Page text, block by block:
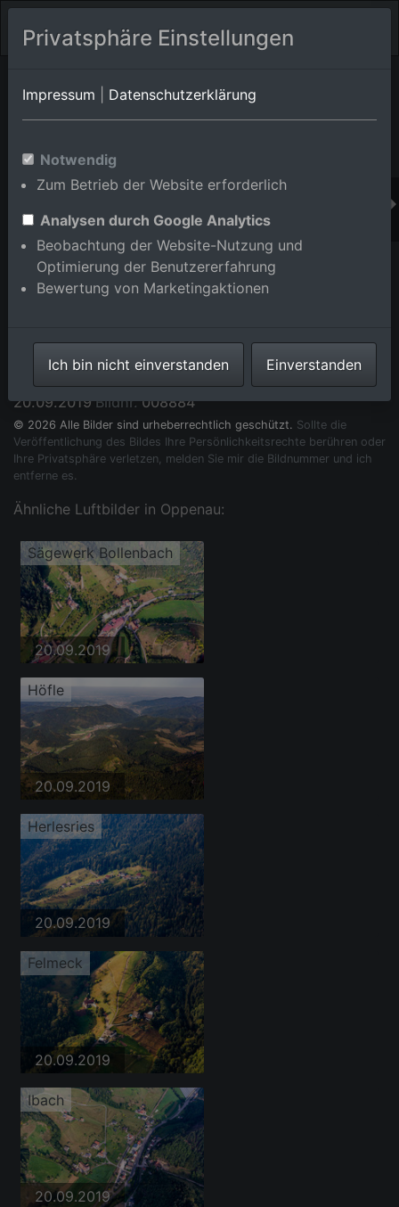
Orts-Album von Oppenau in Baden-Württemberg,Deutschland
Bollenbach in Oppenau im Bundesland Baden-
Württemberg, DeutschlandAufnahme vom
20.09.2019Bildnr.008884
© 2026 Alle Bilder sind urheberrechtlich geschützt. Sollte die
Veröffentlichung des Bildes Ihre Persönlichkeitsrechte berühren oder
Ihre Privatsphäre verletzen, melden Sie mir die Bildnummer und ich
entferne es.
Ähnliche Luftbilder in Oppenau:
Sägewerk Bollenbach
20.09.2019
Höfle
20.09.2019
Herlesries
20.09.2019
Felmeck
20.09.2019
Ibach
20.09.2019
Privatsphäre Einstellungen
Impressum Datenschutzerklärung
Notwendig
Zum Betrieb der Website erforderlich
Analysen durch Google Analytics
Beobachtung der Website-Nutzung und
Optimierung der Benutzererfahrung
Bewertung von Marketingaktionen
Ich bin nicht einverstanden Einverstanden